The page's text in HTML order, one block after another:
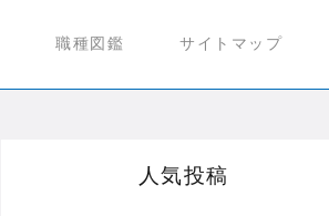
職種図鑑 サイトマップ
人気投稿